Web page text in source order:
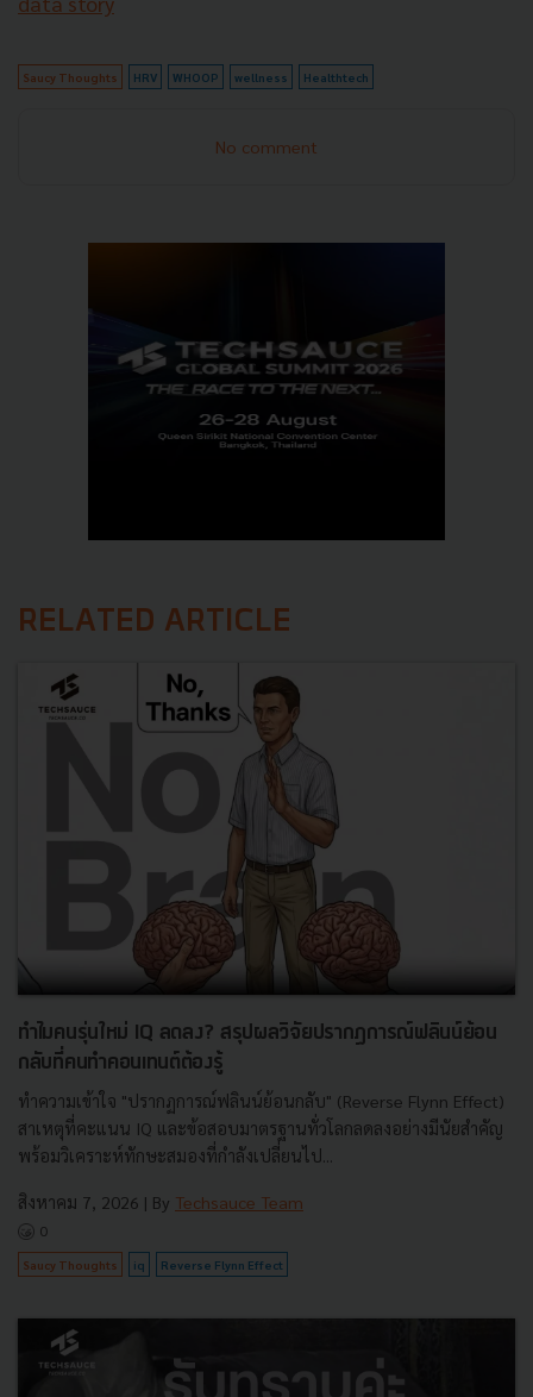
Saucy Thoughts HRV WHOOP wellness Healthtech
No comment
RELATED ARTICLE
ทำไมคนรุ่นใหม่ IQ ลดลง? สรุปผลวิจัยปรากฏการณ์ฟลินน์ย้อน
กลับที่คนทำคอนเทนต์ต้องรู้
ทำความเข้าใจ "ปรากฏการณ์ฟลินน์ย้อนกลับ" (Reverse Flynn Effect)
สาเหตุที่คะแนน IQ และข้อสอบมาตรฐานทั่วโลกลดลงอย่างมีนัยสำคัญ
พร้อมวิเคราะห์ทักษะสมองที่กำลังเปลี่ยนไป...
สิงหาคม 7, 2026 | By Techsauce Team
0
Saucy Thoughts iq Reverse Flynn Effect